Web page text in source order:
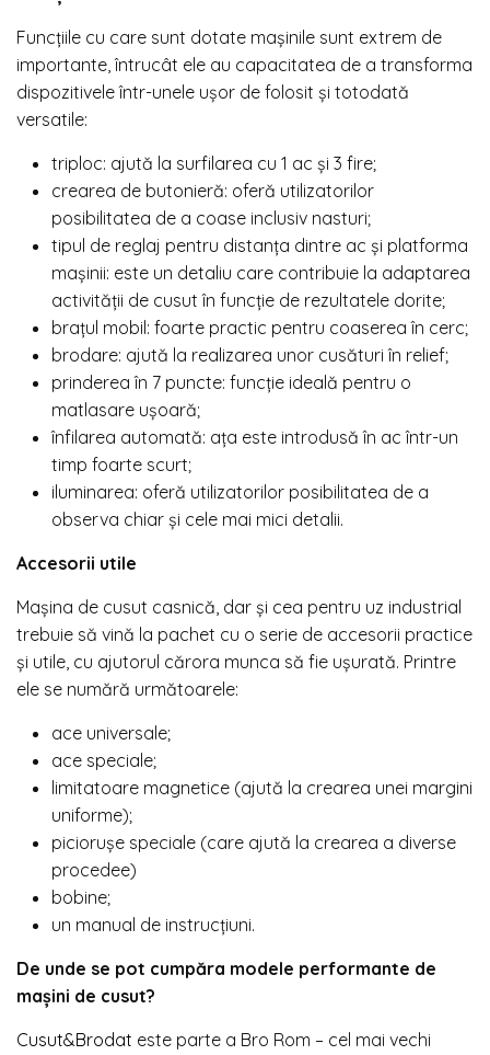
Funcțiile cu care sunt dotate mașinile sunt extrem de
importante, întrucât ele au capacitatea de a transforma
dispozitivele într-unele ușor de folosit și totodată
versatile:
triploc: ajută la surfilarea cu 1 ac și 3 fire;
crearea de butonieră: oferă utilizatorilor
posibilitatea de a coase inclusiv nasturi;
tipul de reglaj pentru distanța dintre ac și platforma
mașinii: este un detaliu care contribuie la adaptarea
activității de cusut în funcție de rezultatele dorite;
brațul mobil: foarte practic pentru coaserea în cerc;
brodare: ajută la realizarea unor cusături în relief;
prinderea în 7 puncte: funcție ideală pentru o
matlasare ușoară;
înfilarea automată: ața este introdusă în ac într-un
timp foarte scurt;
iluminarea: oferă utilizatorilor posibilitatea de a
observa chiar și cele mai mici detalii.
Accesorii utile
Mașina de cusut casnică, dar și cea pentru uz industrial
trebuie să vină la pachet cu o serie de accesorii practice
și utile, cu ajutorul cărora munca să fie ușurată. Printre
ele se numără următoarele:
ace universale;
ace speciale;
limitatoare magnetice (ajută la crearea unei margini
uniforme);
piciorușe speciale (care ajută la crearea a diverse
procedee)
bobine;
un manual de instrucțiuni.
De unde se pot cumpăra modele performante de
mașini de cusut?
Cusut&Brodat este parte a Bro Rom – cel mai vechi